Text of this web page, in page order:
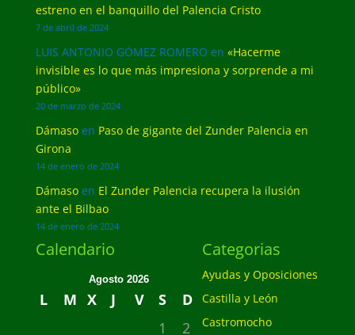
estreno en el banquillo del Palencia Cristo
7 de abril de 2024
LUIS ANTONIO GÓMEZ ROMERO en «Hacerme
invisible es lo que más impresiona y sorprende a mi
público»
20 de marzo de 2024
Dámasoen Paso de gigante del Zunder Palencia en
Girona
14 de enero de 2024
Dámasoen El Zunder Palencia recupera la ilusión
ante el Bilbao
14 de enero de 2024
Calendario
Agosto 2026
L M X J V S
D
1
2
Categorias
Ayudas y Oposiciones
Castilla y León
Castromocho